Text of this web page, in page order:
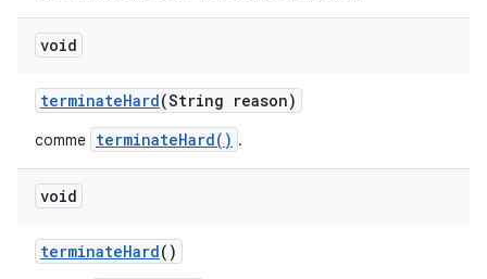
void
terminateHard(String reason)
comme terminateHard() .
void
terminateHard()